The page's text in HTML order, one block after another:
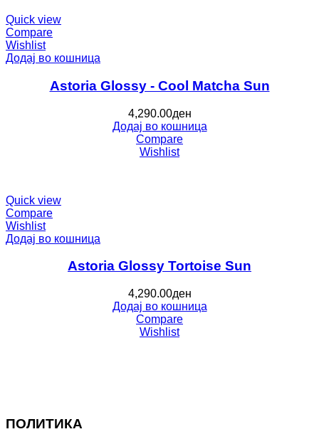
Quick view
Compare
Wishlist
Додај во кошница
Astoria Glossy - Cool Matcha Sun
4,290.00ден
Додај во кошница
Compare
Wishlist
Quick view
Compare
Wishlist
Додај во кошница
Astoria Glossy Tortoise Sun
4,290.00ден
Додај во кошница
Compare
Wishlist
ПОЛИТИКА